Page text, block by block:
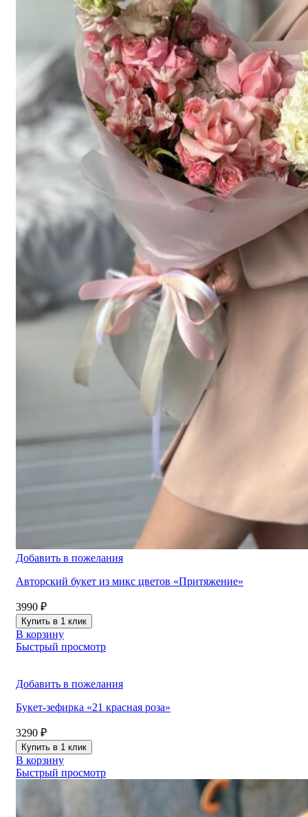
Добавить в пожелания
Авторский букет из микс цветов «Притяжение»
3990 ₽
Купить в 1 клик
В корзину
Быстрый просмотр
Добавить в пожелания
Букет-зефирка «21 красная роза»
3290 ₽
Купить в 1 клик
В корзину
Быстрый просмотр